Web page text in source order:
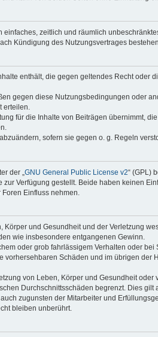
zeitlich und räumlich
Kündigung des Nutzungsvertrages
enthält, die gegen geltendes Recht
gegen diese Nutzungsbedingungen oder
erteilen.
für die Inhalte von Beiträgen übernimmt,
sofern sie gegen o. g. Regeln
der „ GNU General Public License v2“ (GPL)
Verfügung gestellt. Beide haben keinen
Einfluss nehmen.
Körper und Gesundheit und der Verletzung
wie insbesondere entgangenen Gewinn.
oder grob fahrlässigem Verhalten oder
Schäden und im übrigen
von Leben, Körper und Gesundheit
Durchschnittsschäden begrenzt. Dies
zugunsten der Mitarbeiter und
bleiben unberührt.